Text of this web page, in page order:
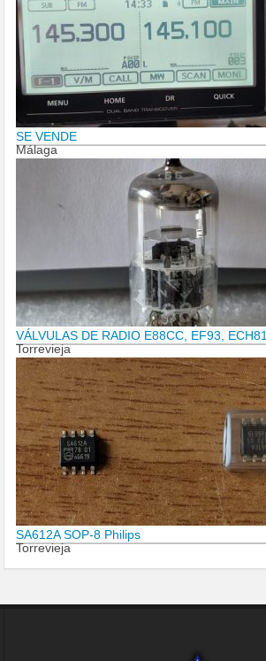
SE VENDE
Málaga
VÁLVULAS DE RADIO E88CC, EF93, ECH81
Torrevieja
SA612A SOP-8 Philips
Torrevieja